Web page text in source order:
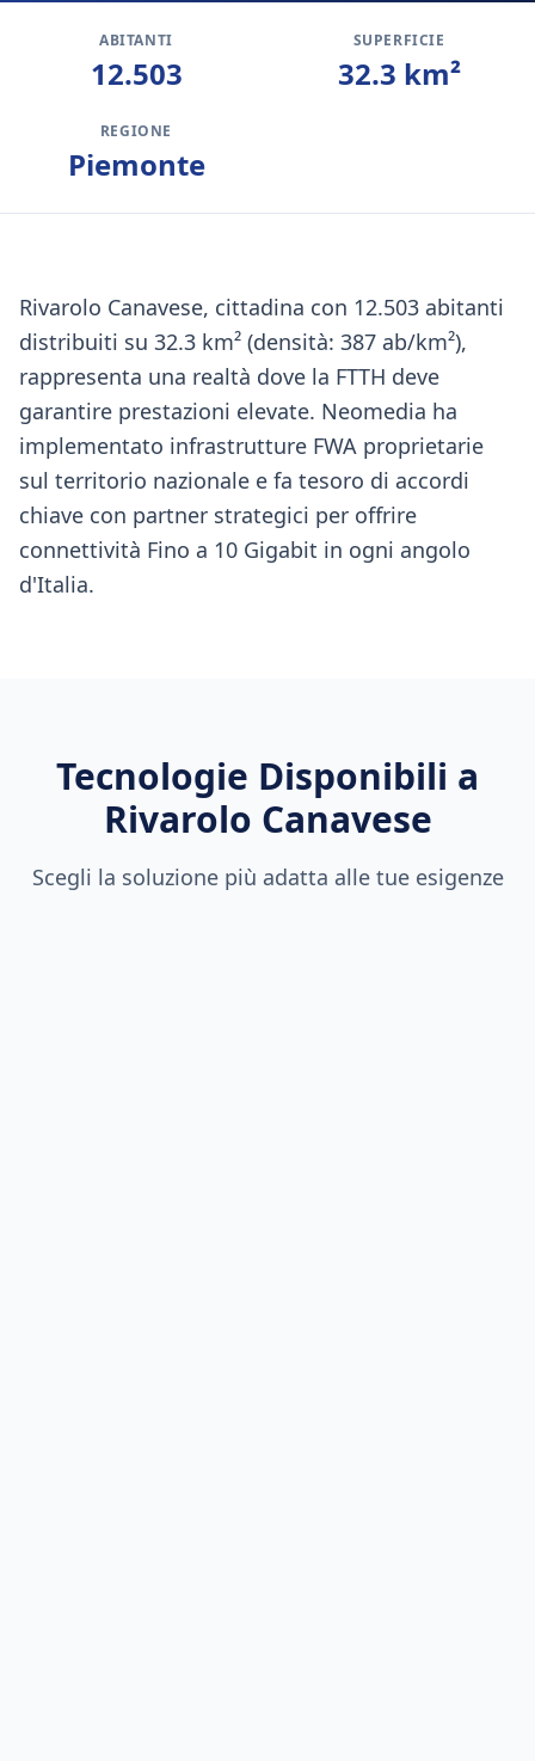
ABITANTI
12.503
SUPERFICIE
32.3 km²
REGIONE
Piemonte
Rivarolo Canavese, cittadina con 12.503 abitanti
distribuiti su 32.3 km² (densità: 387 ab/km²),
rappresenta una realtà dove la FTTH deve
garantire prestazioni elevate. Neomedia ha
implementato infrastrutture FWA proprietarie
sul territorio nazionale e fa tesoro di accordi
chiave con partner strategici per offrire
connettività Fino a 10 Gigabit in ogni angolo
d'Italia.
Tecnologie Disponibili a
Rivarolo Canavese
Scegli la soluzione più adatta alle tue esigenze